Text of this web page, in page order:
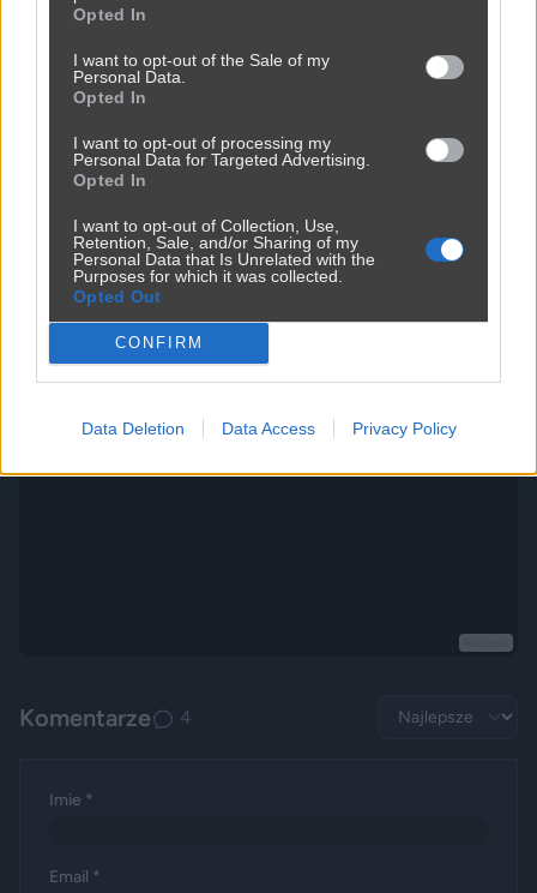
Opted In
I want to opt-out of the Sale of my
Personal Data.
Opted In
I want to opt-out of processing my
Personal Data for Targeted Advertising.
Opted In
I want to opt-out of Collection, Use,
Retention, Sale, and/or Sharing of my
Personal Data that Is Unrelated with the
Purposes for which it was collected.
Opted Out
CONFIRM
Data Deletion Data Access Privacy Policy
Jak to nazwać złodziejstwo? Oszustwo? Malwersacja? A Ty
2420 1
Ktoś kupił tanie działki i narzeka na hałas
2400 3 Inne
Komentarze 4
Imie *
Email *